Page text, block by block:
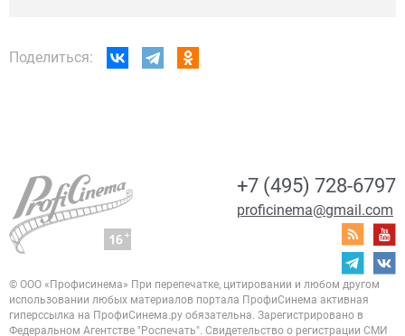
Поделиться:
+7 (495) 728-6797
proficinema@gmail.com
© ООО «Профисинема» При перепечатке, цитировании и любом другом
использовании любых материалов портала ПрофиСинема активная
гиперссылка на ПрофиСинема.ру обязательна. Зарегистрировано в
Федеральном Агентстве "Роспечать". Свидетельство о регистрации СМИ